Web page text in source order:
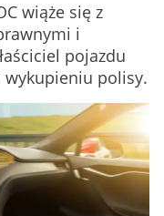
wiąże się z
i
pojazdu
polisy.